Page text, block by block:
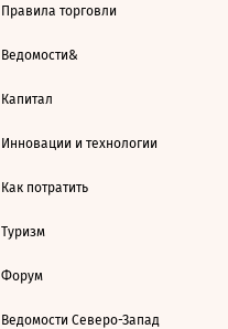
Правила торговли
Ведомости&
Капитал
Инновации и технологии
Как потратить
Туризм
Форум
Ведомости Северо-Запад